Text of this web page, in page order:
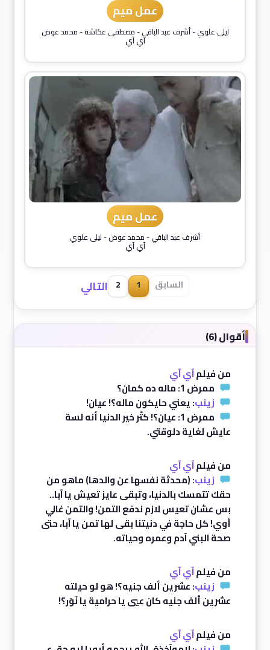
عمل ميم
ليلى علوي-أشرف عبد الباقي-مصطفى عكاشة-محمد عوض
آي آي
عمل ميم
أشرف عبد الباقي-محمد عوض-ليلى علوي
آي آي
السابق 1
2 التالي
أقوال (6)
من فيلمآي آي
ممرض 1: ماله ده كمان؟
زينب: يعني حايكون ماله؟! عيان!
ممرض 1: عيان؟! كتَّر خير الدنيا أنه لسة
عايش لغاية دلوقتي.
من فيلمآي آي
زينب: (محدثة نفسها عن والدها) ماهو من
حقك تتمسك بالدنيا، وتبقى عايز تعيش يا آبا..
بس عشان تعيس لازم ندفع التمن! والتمن غالي
أوي! كل حاجة في دنيتنا بقى لها تمن يا آبا، حتى
صحة البني آدم وعمره وحياته.
من فيلمآي آي
زينب: عشرين ألف جنيه؟! هو لو حيلته
عشرين ألف جنيه كان عِيي يا حرامية يا نَوَر؟!
من فيلمآي آي